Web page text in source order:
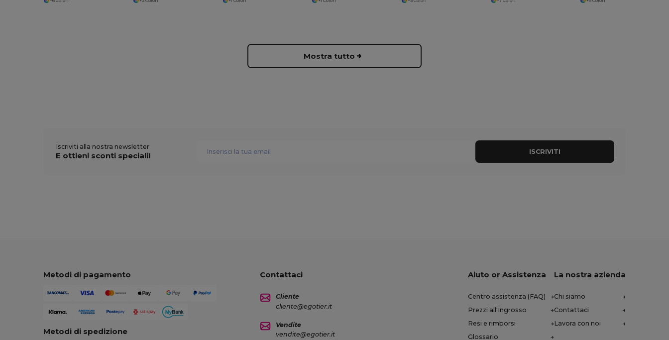
Mostra tutto
Iscriviti alla nostra newsletter
E ottieni sconti speciali! ISCRIVITI
Metodi di pagamento
Metodi di spedizione
Contattaci
Cliente
cliente@egotier.it
Vendite
vendite@egotier.it
Aiuto or Assistenza
Centro assistenza (FAQ)
Prezzi all'Ingrosso
Resi e rimborsi
Glossario
La nostra azienda
Chi siamo
Contattaci
Lavora con noi